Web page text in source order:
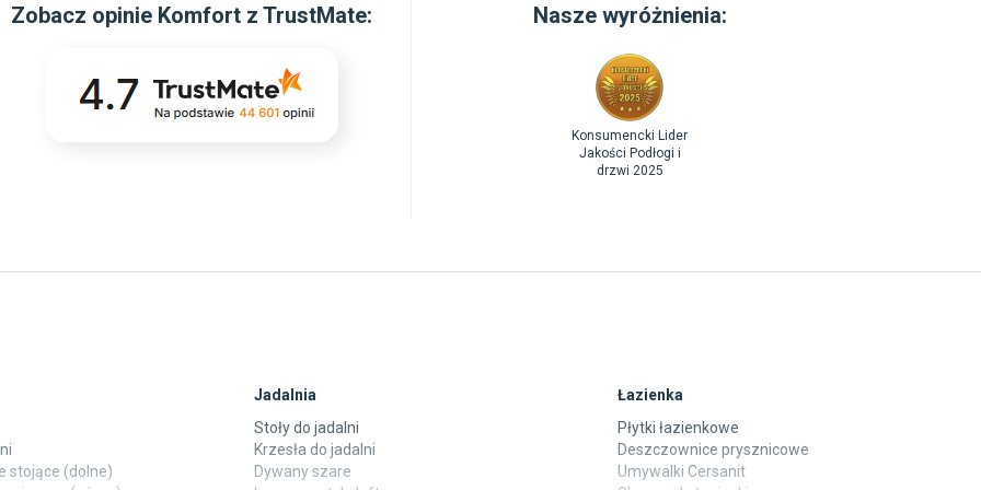
Zobacz opinie Komfort z TrustMate: Nasze wyróżnienia:
Konsumencki Lider
Jakości Podłogi i
drzwi 2025
stojące (dolne)
Jadalnia
Stoły do jadalni
Krzesła do jadalni
Dywany szare
Łazienka
Płytki łazienkowe
Deszczownice prysznicowe
Umywalki Cersanit